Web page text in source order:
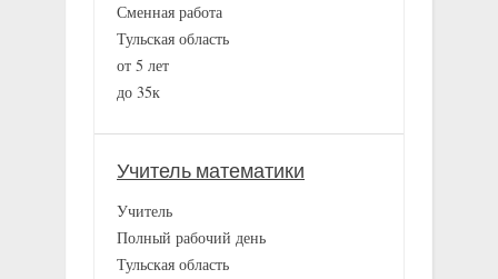
Сменная работа
Тульская область
от 5 лет
до 35к
Учитель математики
Учитель
Полный рабочий день
Тульская область